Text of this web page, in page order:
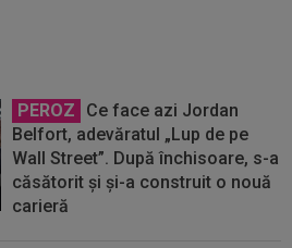
PEROZ
Ce face azi Jordan
Belfort, adevăratul „Lup de pe
Wall Street”. După închisoare, s-a
căsătorit și și-a construit o nouă
carieră